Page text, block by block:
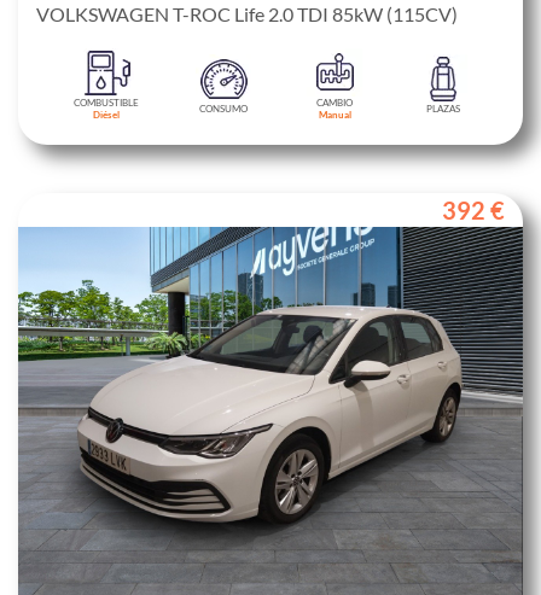
VOLKSWAGEN T-ROC Life 2.0 TDI 85kW (115CV)
COMBUSTIBLE
Diésel
CONSUMO
CAMBIO
Manual
PLAZAS
392 €